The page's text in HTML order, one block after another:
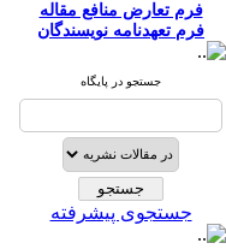
فرم تعارض منافع مقاله
فرم تعهدنامه نویسندگان
جستجو در پایگاه
جستجوی پیشرفته